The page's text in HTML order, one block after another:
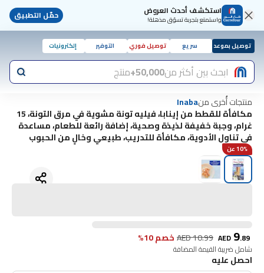
استكشف أحدث العروض
واستمتع بتجربة تسوّق مذهلة! حمّل التطبيق
توصيل بموعد سريع توصيل فوري التوفير إلكترونيات
ابحث بين أكثر من50,000+ منتج
منتجات أُخرى منInaba
مكافأة للقطط من إينابا، فيليه تونة مشوية في مرق التونة، 15
غرام، وجبة خفيفة لذيذة وصحية، إضافة رائعة للطعام، مساعدة
في تناول الأدوية، مكافأة للتدريب، طبيعي وخالٍ من الحبوب
10% عن
AED 9.89
AED10.99 خصم 10%
شامل ضريبة القيمة المضافة
احصل عليه